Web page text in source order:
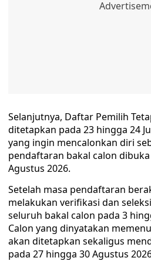
Selanjutnya, Daftar Pemilih
ditetapkan pada 23 hingga 24
yang ingin mencalonkan diri
pendaftaran bakal calon
Agustus 2026.
Setelah masa pendaftaran
melakukan verifikasi dan
seluruh bakal calon pada 3
Calon yang dinyatakan
akan ditetapkan sekaligus
pada 27 hingga 30 Agustus